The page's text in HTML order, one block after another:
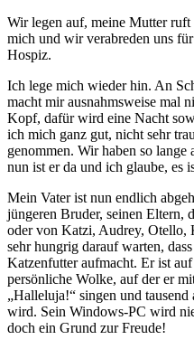
Wir legen auf, meine Mutter
mich und wir verabreden uns
Hospiz.
Ich lege mich wieder hin. An
macht mir ausnahmsweise mal
Kopf, dafür wird eine Nacht
ich mich ganz gut, nicht sehr
genommen. Wir haben so lange
nun ist er da und ich glaube, es
Mein Vater ist nun endlich
jüngeren Bruder, seinen Eltern,
oder von Katzi, Audrey, Otello,
sehr hungrig darauf warten,
Katzenfutter aufmacht. Er ist
persönliche Wolke, auf der er
„Halleluja!“ singen und
wird. Sein Windows-PC wird
doch ein Grund zur Freude!